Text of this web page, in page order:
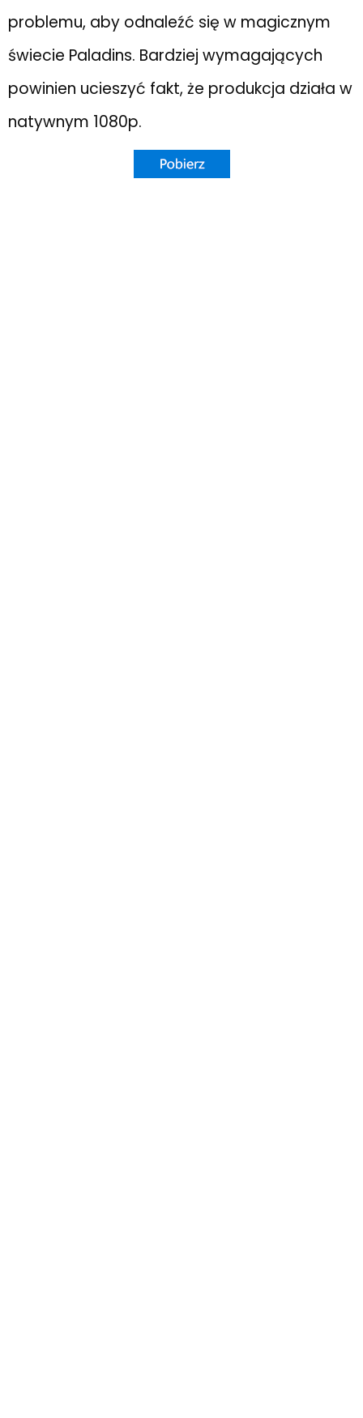
problemu, aby odnaleźć się w magicznym
świecie Paladins. Bardziej wymagających
powinien ucieszyć fakt, że produkcja działa w
natywnym 1080p.